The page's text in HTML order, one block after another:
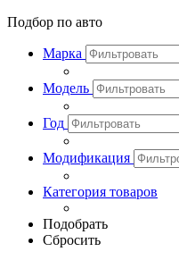
Подбор по авто
Марка
Модель
Год
Модификация
Категория товаров
Подобрать
Сбросить